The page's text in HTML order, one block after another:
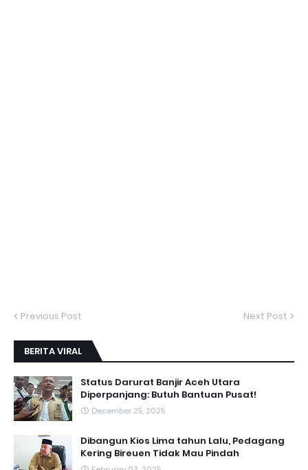
Previous Post Next Post
BERITA VIRAL
Status Darurat Banjir Aceh Utara
Diperpanjang: Butuh Bantuan Pusat!
December 25, 2025
Dibangun Kios Lima tahun Lalu, Pedagang
Kering Bireuen Tidak Mau Pindah